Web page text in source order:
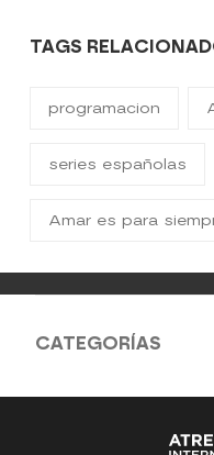
TAGS
programacion
series españolas
Amar es para
CATEGORÍAS
Antena 3 Noticias